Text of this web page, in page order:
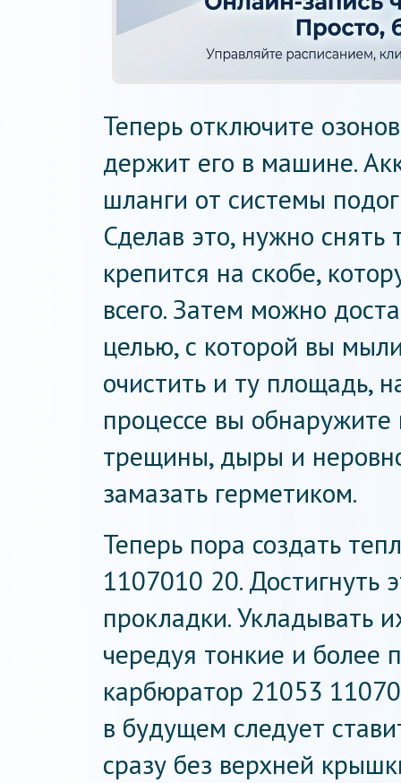
Теперь отключите
держит его в машине.
шланги от системы
Сделав это, нужно
крепится на скобе,
всего. Затем можно
целью, с которой вы
очистить и ту площадь,
процессе вы
трещины, дыры и
замазать герметиком.
Теперь пора создать
1107010 20. Достигнуть
прокладки. Укладывать
чередуя тонкие и более
карбюратор 21053
в будущем следует
сразу без верхней